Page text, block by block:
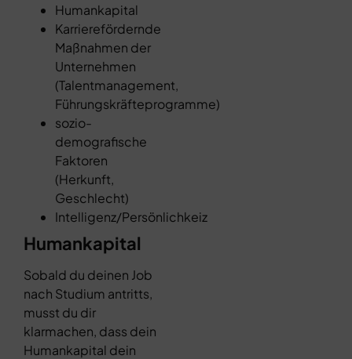
Humankapital
Karrierefördernde
Maßnahmen der
Unternehmen
(Talentmanagement,
Führungskräfteprogramme)
sozio-
demografische
Faktoren
(Herkunft,
Geschlecht)
Intelligenz/Persönlichkeiz
Humankapital
Sobald du deinen Job
nach Studium antritts,
musst du dir
klarmachen, dass dein
Humankapital dein